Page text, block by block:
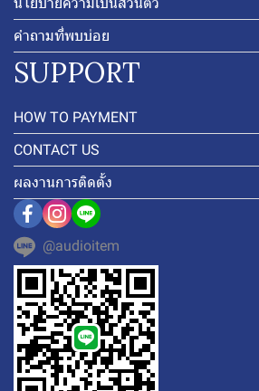
คำถามที่พบบ่อย
SUPPORT
HOW TO PAYMENT
CONTACT US
ผลงานการติดตั้ง
@audioitem